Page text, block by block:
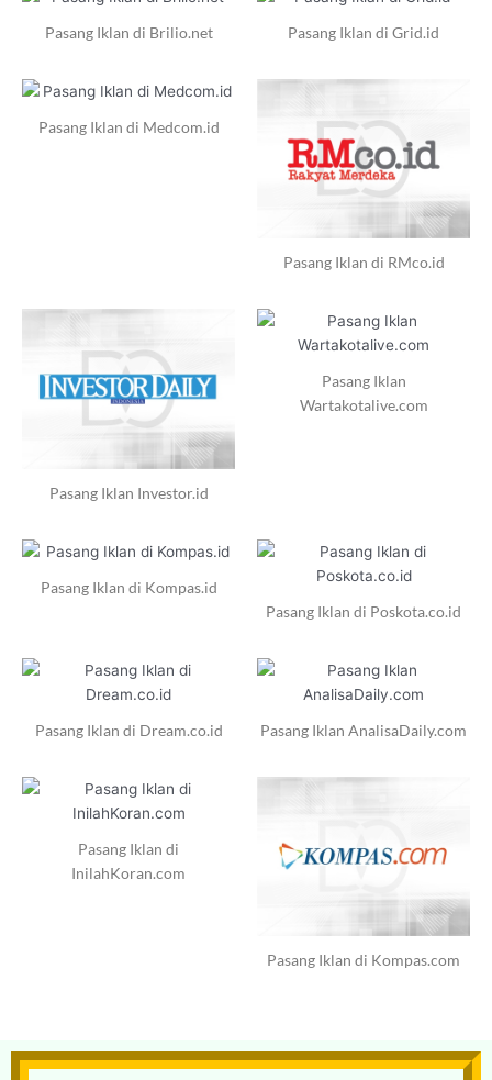
Pasang Iklan di Brilio.net Pasang Iklan di Grid.id
Pasang Iklan di Medcom.id
Pasang Iklan di RMco.id
Pasang Iklan Investor.id
Pasang Iklan
Wartakotalive.com
Pasang Iklan di Kompas.id
Pasang Iklan di Poskota.co.id
Pasang Iklan di Dream.co.id Pasang Iklan AnalisaDaily.com
Pasang Iklan di
InilahKoran.com
Pasang Iklan di Kompas.com